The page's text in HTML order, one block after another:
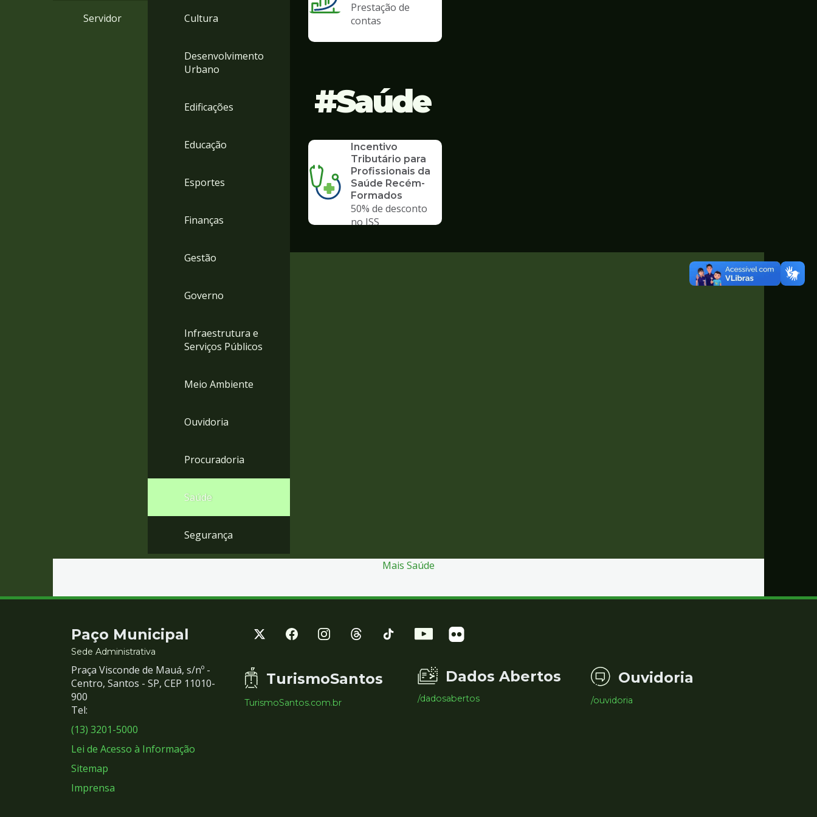
Servidor Cultura
Desenvolvimento
Urbano
Edificações
Educação
Esportes
Finanças
Gestão
Governo
Infraestrutura e
Serviços Públicos
Meio Ambiente
Ouvidoria
Procuradoria
Saúde
Segurança
Prestação de
contas
Saúde
Incentivo
Tributário para
Profissionais da
Saúde Recém-
Formados
50% de desconto
no ISS
Mais Saúde
Contato
e
Redes
Sociais
Paço Municipal
Sede Administrativa
Praça Visconde de Mauá, s/nº -
Centro, Santos - SP, CEP 11010-
900
Tel:
(13) 3201-5000
Lei de Acesso à Informação
Sitemap
Imprensa
TurismoSantos
TurismoSantos.com.br
Dados Abertos
/dadosabertos
Ouvidoria
/ouvidoria